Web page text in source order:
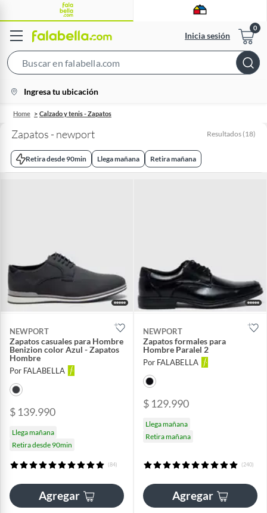
Inicia sesión
Bar
location-
icon
Ingresa tu ubicación
Home Calzado y tenis - Zapatos
Zapatos - newport Resultados (18)
Retira desde 90min Llega mañana Retira mañana
NEWPORT
Zapatos casuales para Hombre
Benizion color Azul - Zapatos
Hombre
Por FALABELLA
$ 139.990
Llega mañana
Retira desde 90min
(84)
Agregar
NEWPORT
Zapatos formales para
Hombre Paralel 2
Por FALABELLA
$ 129.990
Llega mañana
Retira mañana
(240)
Agregar